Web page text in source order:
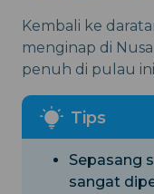
Kembali ke
menginap di
penuh di pulau
Sepasang
sangat